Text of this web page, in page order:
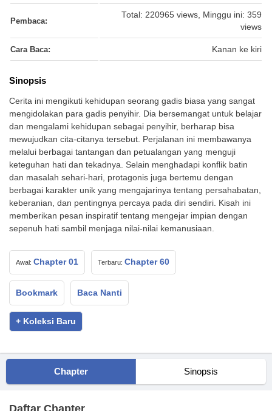
Pembaca:
Total: 220965 views, Minggu ini: 359
views
Cara Baca: Kanan ke kiri
Sinopsis
Cerita ini mengikuti kehidupan seorang gadis biasa yang sangat
mengidolakan para gadis penyihir. Dia bersemangat untuk belajar
dan mengalami kehidupan sebagai penyihir, berharap bisa
mewujudkan cita-citanya tersebut. Perjalanan ini membawanya
melalui berbagai tantangan dan petualangan yang menguji
keteguhan hati dan tekadnya. Selain menghadapi konflik batin
dan masalah sehari-hari, protagonis juga bertemu dengan
berbagai karakter unik yang mengajarinya tentang persahabatan,
keberanian, dan pentingnya percaya pada diri sendiri. Kisah ini
memberikan pesan inspiratif tentang mengejar impian dengan
sepenuh hati sambil menjaga nilai-nilai kemanusiaan.
Awal: Chapter 01 Terbaru: Chapter 60
Bookmark Baca Nanti
+ Koleksi Baru
Chapter Sinopsis